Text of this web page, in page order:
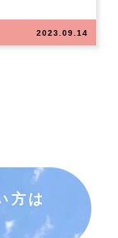
2023.09.14
方は